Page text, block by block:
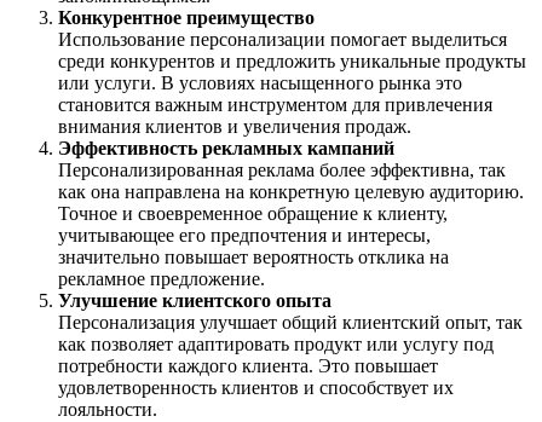
Конкурентное преимущество
Использование персонализации помогает выделиться
среди конкурентов и предложить уникальные продукты
или услуги. В условиях насыщенного рынка это
становится важным инструментом для привлечения
внимания клиентов и увеличения продаж.
Эффективность рекламных кампаний
Персонализированная реклама более эффективна, так
как она направлена на конкретную целевую аудиторию.
Точное и своевременное обращение к клиенту,
учитывающее его предпочтения и интересы,
значительно повышает вероятность отклика на
рекламное предложение.
Улучшение клиентского опыта
Персонализация улучшает общий клиентский опыт, так
как позволяет адаптировать продукт или услугу под
потребности каждого клиента. Это повышает
удовлетворенность клиентов и способствует их
лояльности.